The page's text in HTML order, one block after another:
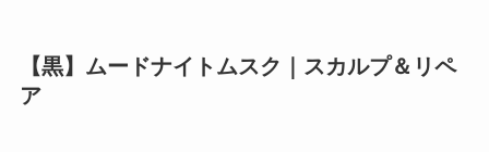
【黒】 ムードナイトムスク｜スカルプ＆リペ
ア